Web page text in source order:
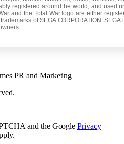
registered around the world, and used
and the Total War logo are either
of SEGA CORPORATION.
PR and Marketing
and the Google Privacy